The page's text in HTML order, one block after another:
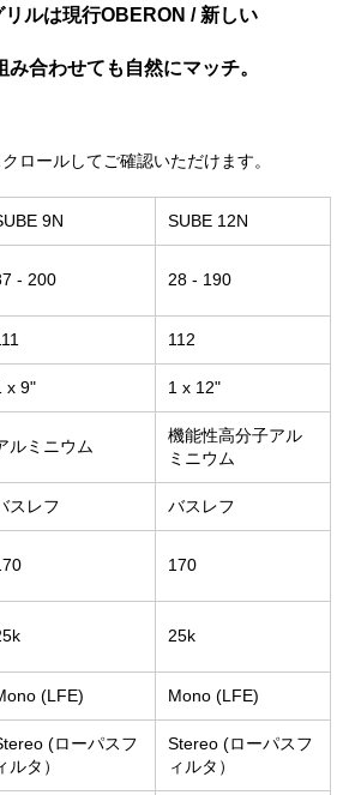
ルは現行OBERON / 新しい
合わせても自然にマッチ。
ロールしてご確認いただけます。
9N SUBE 12N
- 200 28 - 190
112
x 9" 1 x 12"
ルミニウム
機能性高分子アル
ミニウム
スレフ バスレフ
170
25k
(LFE) Mono (LFE)
(ローパスフ
ルタ）
Stereo (ローパスフ
ィルタ）